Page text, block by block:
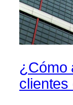
¿Cómo
clientes